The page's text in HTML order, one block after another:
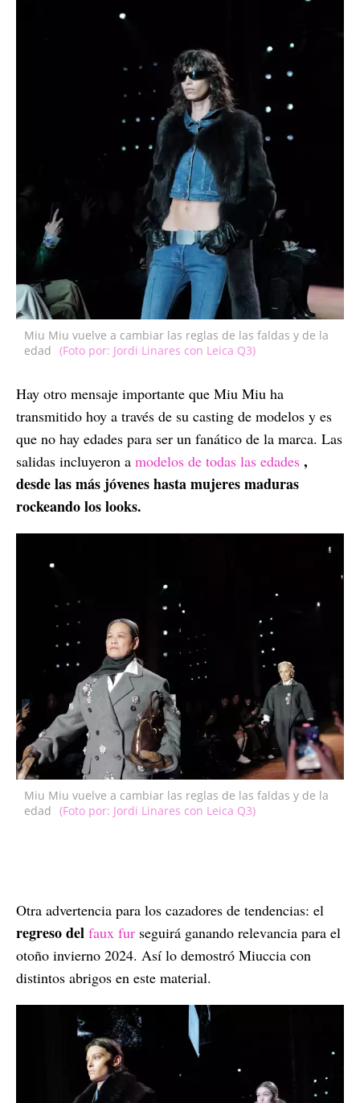
Miu Miu vuelve a cambiar las reglas de las faldas y de la
edad (Foto por: Jordi Linares con Leica Q3)
Hay otro mensaje importante que Miu Miu ha
transmitido hoy a través de su casting de modelos y es
que no hay edades para ser un fanático de la marca. Las
salidas incluyeron a modelos de todas las edades ,
desde las más jóvenes hasta mujeres maduras
rockeando los looks.
Miu Miu vuelve a cambiar las reglas de las faldas y de la
edad (Foto por: Jordi Linares con Leica Q3)
Otra advertencia para los cazadores de tendencias: el
regreso del faux fur seguirá ganando relevancia para el
otoño invierno 2024. Así lo demostró Miuccia con
distintos abrigos en este material.